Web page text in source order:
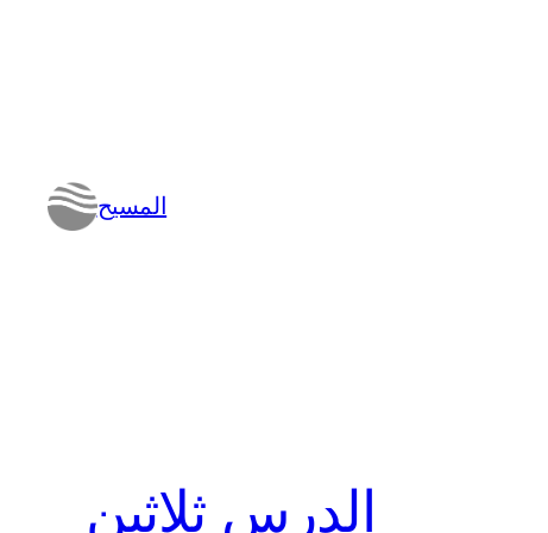
المسيح
الدرس ثلاثين